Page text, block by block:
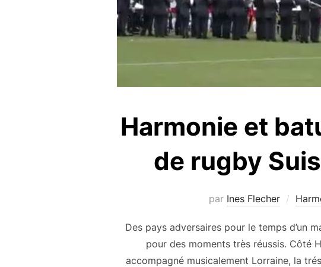
Harmonie et
de rugby
par Ines Flecher
Des pays adversaires pour le temps d’un
pour des moments très réussis. Côté
accompagné musicalement Lorraine, la